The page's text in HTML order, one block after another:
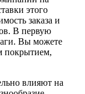
этого
заказа и
В первую
Вы можете
покрытием,
влияют на